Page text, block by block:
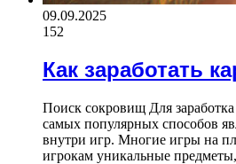
09.09.2025
152
Как заработать
Поиск сокровищ Для
самых популярных способов
внутри игр. Многие игры на
игрокам уникальные